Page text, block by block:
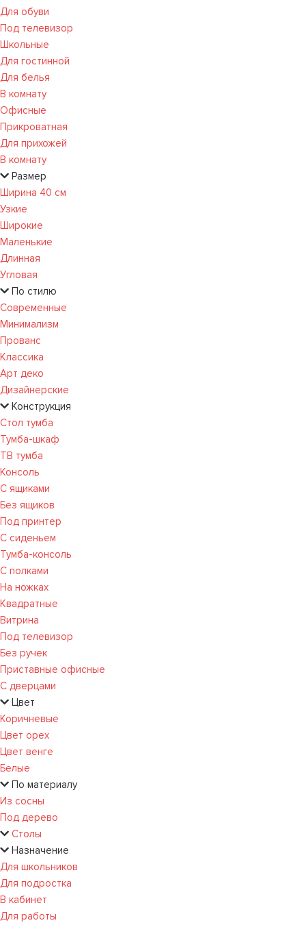
Для обуви
Под телевизор
Школьные
Для гостинной
Для белья
В комнату
Офисные
Прикроватная
Для прихожей
В комнату
Размер
Ширина 40 см
Узкие
Широкие
Маленькие
Длинная
Угловая
По стилю
Современные
Минимализм
Прованс
Классика
Арт деко
Дизайнерские
Конструкция
Стол тумба
Тумба-шкаф
ТВ тумба
Консоль
С ящиками
Без ящиков
Под принтер
С сиденьем
Тумба-консоль
С полками
На ножках
Квадратные
Витрина
Под телевизор
Без ручек
Приставные офисные
С дверцами
Цвет
Коричневые
Цвет орех
Цвет венге
Белые
По материалу
Из сосны
Под дерево
Столы
Назначение
Для школьников
Для подростка
В кабинет
Для работы